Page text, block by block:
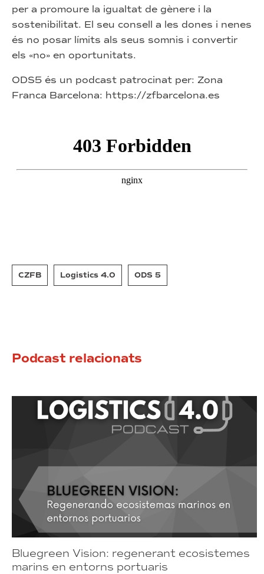
per a promoure la igualtat de gènere i la
sostenibilitat. El seu consell a les dones i nenes
és no posar límits als seus somnis i convertir
els «no» en oportunitats.
ODS5 és un podcast patrocinat per: Zona
Franca Barcelona: https://zfbarcelona.es
CZFB Logistics 4.0 ODS 5
Podcast relacionats
Bluegreen Vision: regenerant ecosistemes
marins en entorns portuaris